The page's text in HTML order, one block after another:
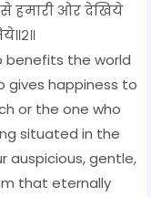
हमारी ओर देखिये
benefits the world
gives happiness to
or the one who
situated in the
auspicious, gentle,
that eternally